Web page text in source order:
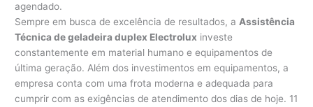
agendado.
Sempre em busca de excelência de resultados, a Assistência
Técnica de geladeira duplex Electrolux investe
constantemente em material humano e equipamentos de
última geração. Além dos investimentos em equipamentos, a
empresa conta com uma frota moderna e adequada para
cumprir com as exigências de atendimento dos dias de hoje. 11